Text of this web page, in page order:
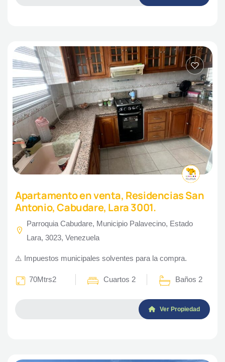
Apartamento en venta, Residencias San
Antonio, Cabudare, Lara 3001.
Parroquia Cabudare, Municipio Palavecino, Estado
Lara, 3023, Venezuela
⚠️ Impuestos municipales solventes para la compra.
70Mtrs2 Cuartos 2 Baños 2
Ver Propiedad